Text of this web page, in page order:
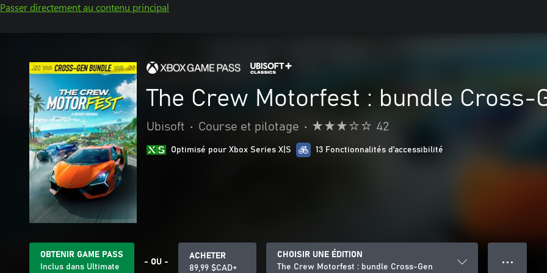
Passer directement au contenu principal
The Crew Motorfest : bundle Cross-
Ubisoft • Course et pilotage • 42
Optimisé pour Xbox Series X|S 13 Fonctionnalités d’accessibilité
OBTENIR GAME PASS
Inclus dans Ultimate
- OU -
ACHETER
89,99 $CAD+
CHOISIR UNE ÉDITION
The Crew Motorfest : bundle Cross-Gen
● ● ●